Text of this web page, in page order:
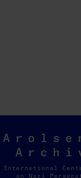
Arolsen
Archives